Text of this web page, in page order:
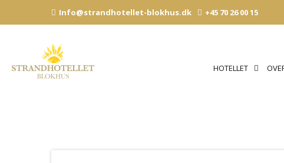
til
Info@strandhotellet-blokhus.dk +45 70 26 00 15
HOTELLET